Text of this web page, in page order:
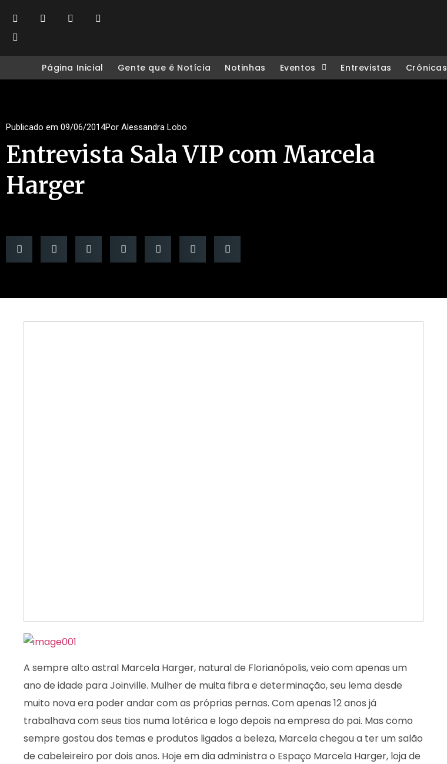
Página Inicial Gente que é Notícia Notinhas Eventos Entrevistas Crônicas
Publicado em 09/06/2014Por Alessandra Lobo
Entrevista Sala VIP com Marcela
Harger
A sempre alto astral Marcela Harger, natural de Florianópolis, veio com apenas um
ano de idade para Joinville. Mulher de muita fibra e determinação, seu lema desde
muito nova era poder andar com as próprias pernas. Com apenas 12 anos já
trabalhava com seus tios numa lotérica e logo depois na empresa do pai. Mas como
sempre gostou dos temas e produtos ligados a beleza, Marcela chegou a ter um salão
de cabeleireiro por dois anos. Hoje em dia administra o Espaço Marcela Harger, loja de